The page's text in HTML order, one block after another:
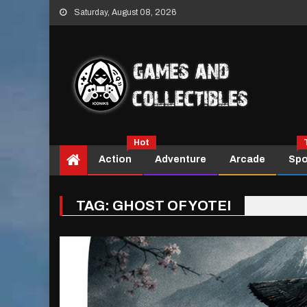
Skip
to
Saturday, August 08, 2026
Action
Hot
Adventure Arcade
TAG: GHOST OF YOTEI